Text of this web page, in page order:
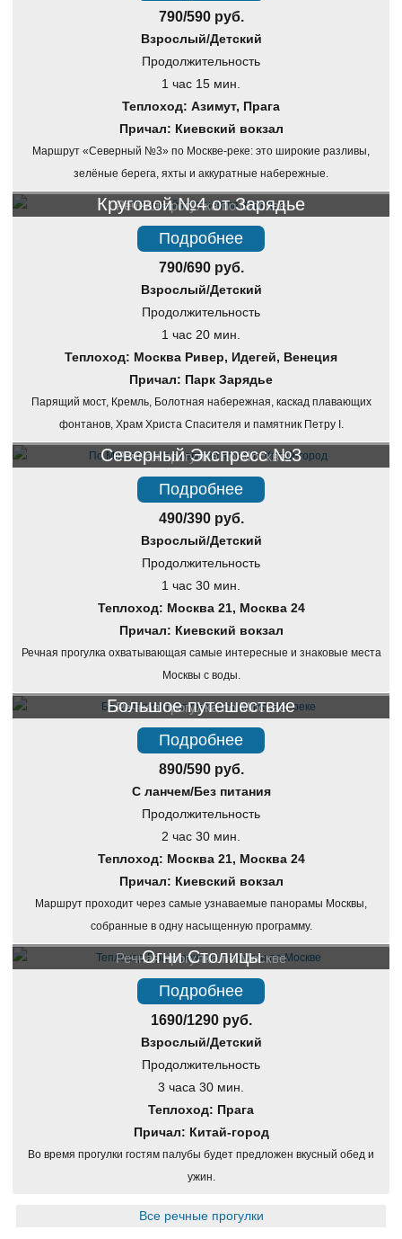
790/590 руб.
Взрослый/Детский
Продолжительность
1 час 15 мин.
Теплоход: Азимут, Прага
Причал: Киевский вокзал
Маршрут «Северный №3» по Москве-реке: это широкие разливы,
зелёные берега, яхты и аккуратные набережные.
Речная прогулка по Москве
Круговой №4 от Зарядье
Подробнее
790/690 руб.
Взрослый/Детский
Продолжительность
1 час 20 мин.
Теплоход: Москва Ривер, Идегей, Венеция
Причал: Парк Зарядье
Парящий мост, Кремль, Болотная набережная, каскад плавающих
фонтанов, Храм Христа Спасителя и памятник Петру I.
Речная прогулка по Москве
Северный Экспресс №3
Подробнее
490/390 руб.
Взрослый/Детский
Продолжительность
1 час 30 мин.
Теплоход: Москва 21, Москва 24
Причал: Киевский вокзал
Речная прогулка охватывающая самые интересные и знаковые места
Москвы с воды.
Речная прогулка по Москве
Большое путешествие
Подробнее
890/590 руб.
С ланчем/Без питания
Продолжительность
2 час 30 мин.
Теплоход: Москва 21, Москва 24
Причал: Киевский вокзал
Маршрут проходит через самые узнаваемые панорамы Москвы,
собранные в одну насыщенную программу.
Речная прогулка по Москве
Огни Столицы
Подробнее
1690/1290 руб.
Взрослый/Детский
Продолжительность
3 часа 30 мин.
Теплоход: Прага
Причал: Китай-город
Во время прогулки гостям палубы будет предложен вкусный обед и
ужин.
Все речные прогулки